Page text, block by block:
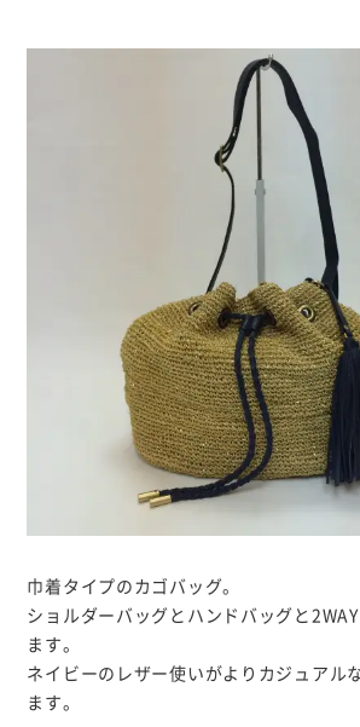
巾着タイプのカゴバッグ。
ショルダーバッグとハンドバッグと
ます。
ネイビーのレザー使いがよりカジュアル
ます。